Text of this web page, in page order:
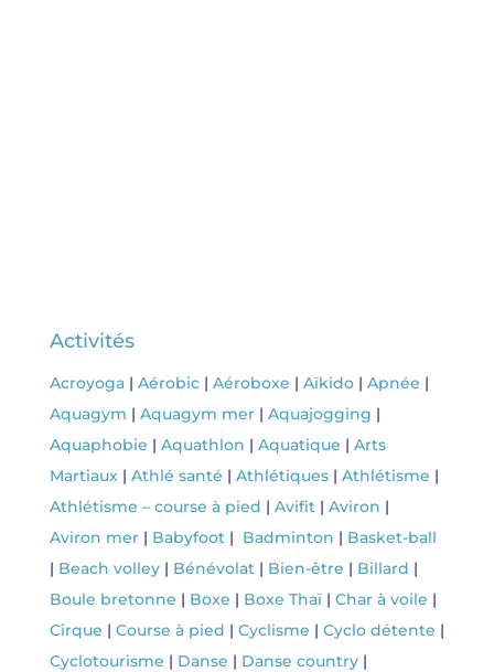
Activités
Acroyoga| Aérobic| Aéroboxe | Aïkido| Apnée |
Aquagym | Aquagym mer| Aquajogging |
Aquaphobie | Aquathlon | Aquatique | Arts
Martiaux| Athlé santé | Athlétiques| Athlétisme |
Athlétisme – course à pied | Avifit| Aviron |
Aviron mer| Babyfoot| Badminton | Basket-ball
| Beach volley| Bénévolat| Bien-être | Billard |
Boule bretonne | Boxe | Boxe Thaï| Char à voile |
Cirque | Course à pied | Cyclisme | Cyclo détente |
Cyclotourisme | Danse | Danse country|